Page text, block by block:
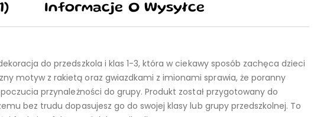
Informacje O Wysyłce
do przedszkola i klas 1-3, która w ciekawy sposób zachęca dzieci
motyw z rakietą oraz gwiazdkami z imionami sprawia, że poranny
przynależności do grupy. Produkt został przygotowany do
bez trudu dopasujesz go do swojej klasy lub grupy przedszkolnej. To